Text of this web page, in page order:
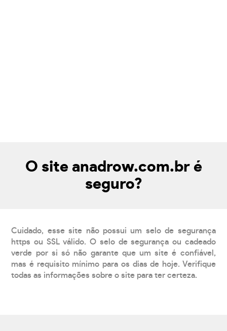
O site anadrow.com.br é
seguro?
Cuidado, esse site não possui um selo de segurança
https ou SSL válido. O selo de segurança ou cadeado
verde por si só não garante que um site é confiável,
mas é requisito mínimo para os dias de hoje. Verifique
todas as informações sobre o site para ter certeza.